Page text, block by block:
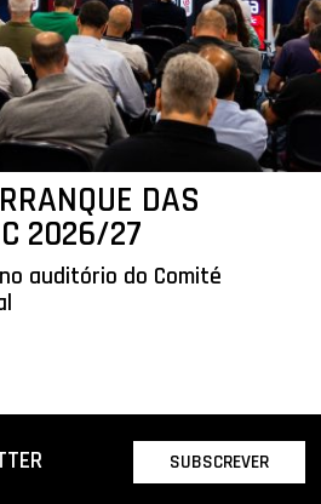
DAS
2026/27
auditório do Comité
SUBSCREVER